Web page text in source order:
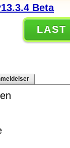
Beta
LAST